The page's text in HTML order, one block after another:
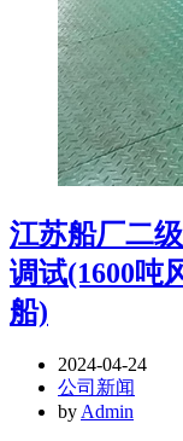
江苏船厂二
调试(1600吨
船)
2024-04-24
公司新闻
byAdmin